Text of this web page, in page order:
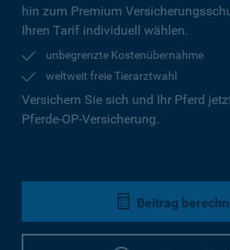
hin zum Premium
Ihren Tarif individuell wählen.
unbegrenzte Kostenübernahme
weltweit freie Tierarztwahl
Versichern Sie sich und Ihr Pferd
Pferde-OP-Versicherung.
Beitrag